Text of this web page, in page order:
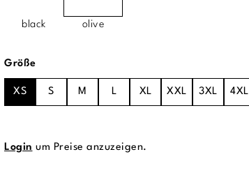
black olive
Größeauswählen
XS S M L XL XXL 3XL 4XL
Login um Preise anzuzeigen.